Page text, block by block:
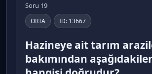
Soru 19
ORTA ID: 13667
Hazineye ait tarım
bakımından